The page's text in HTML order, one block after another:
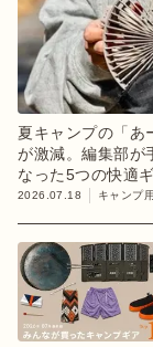
夏キャンプの「あ
が激減。編集部が
なった5つの快適
のキャンプギア】
2026.07.18 キャンプ